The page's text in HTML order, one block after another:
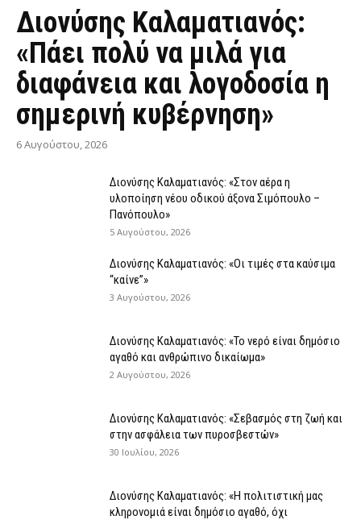
Διονύσης Καλαματιανός:
«Πάει πολύ να μιλά για
διαφάνεια και λογοδοσία η
σημερινή κυβέρνηση»
6 Αυγούστου, 2026
Διονύσης Καλαματιανός: «Στον αέρα η
υλοποίηση νέου οδικού άξονα Σιμόπουλο –
Πανόπουλο»
5 Αυγούστου, 2026
Διονύσης Καλαματιανός: «Οι τιμές στα καύσιμα
“καίνε”»
3 Αυγούστου, 2026
Διονύσης Καλαματιανός: «Το νερό είναι δημόσιο
αγαθό και ανθρώπινο δικαίωμα»
2 Αυγούστου, 2026
Διονύσης Καλαματιανός: «Σεβασμός στη ζωή και
στην ασφάλεια των πυροσβεστών»
30 Ιουλίου, 2026
Διονύσης Καλαματιανός: «Η πολιτιστική μας
κληρονομιά είναι δημόσιο αγαθό, όχι